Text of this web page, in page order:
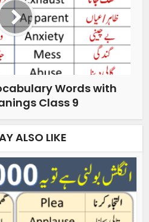
Words with
Class 9
ALSO LIKE